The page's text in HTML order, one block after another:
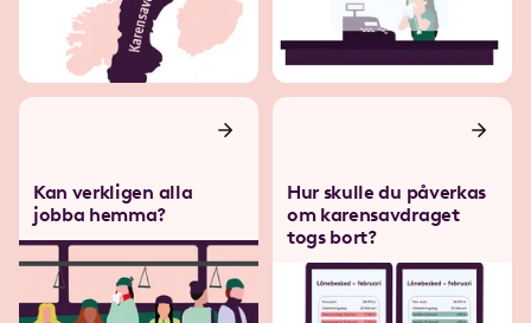
Kan verkligen alla
jobba hemma?
Hur skulle du påverkas
om karensavdraget
togs bort?